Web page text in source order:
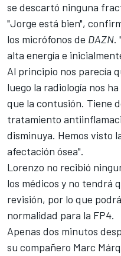
se descartó ninguna
"Jorge está bien",
los micrófonos de DAZN.
alta energía e
Al principio nos parecía
luego la radiología nos
que la contusión. Tiene
tratamiento
disminuya. Hemos visto
afectación ósea".
Lorenzo no recibió
los médicos y no tendrá
revisión, por lo que
normalidad para la FP4.
Apenas dos minutos
su compañero Marc